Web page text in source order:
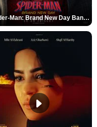
Spider-Man: Brand New Day Bande-annonce VO STFR